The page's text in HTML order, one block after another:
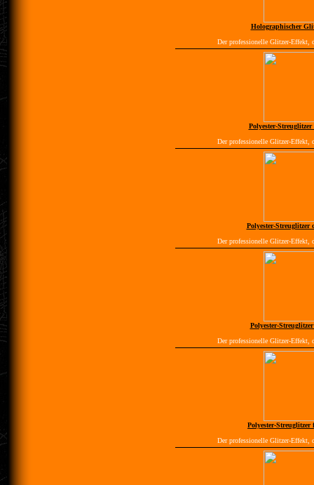
Holographischer
Der professionelle Glitzer-Effekt,
Polyester-
Der professionelle Glitzer-Effekt,
Polyester-Streuglitzer
Der professionelle Glitzer-Effekt,
Polyester-
Der professionelle Glitzer-Effekt,
Polyester-
Der professionelle Glitzer-Effekt,